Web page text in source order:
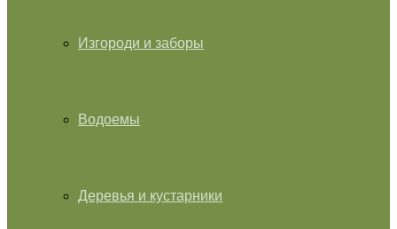
Изгороди и заборы
Водоемы
Деревья и кустарники